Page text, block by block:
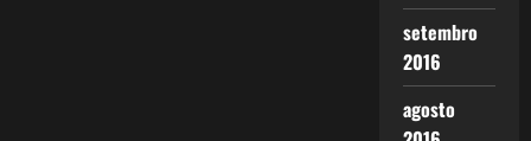
setembro
2016
agosto